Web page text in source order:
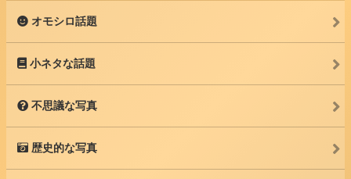
オモシロ話題
小ネタな話題
不思議な写真
歴史的な写真